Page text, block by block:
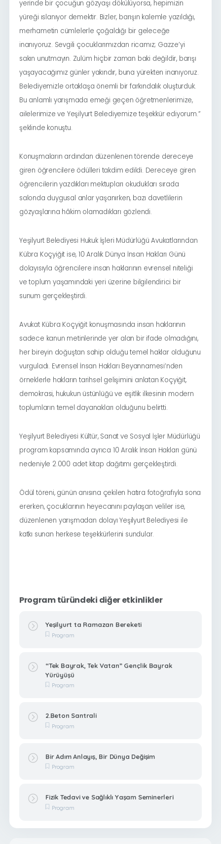
yerinde bir çocuğun gözyaşı dökülüyorsa, hepimizin
yüreği ıslanıyor demektir. Bizler, barışın kalemle yazıldığı,
merhametin cümlelerle çoğaldığı bir geleceğe
inanıyoruz. Sevgili çocuklarımızdan ricamız; Gazze’yi
sakın unutmayın. Zulüm hiçbir zaman baki değildir, barışı
yaşayacağımız günler yakındır, buna yürekten inanıyoruz.
Belediyemizle ortaklaşa önemli bir farkındalık oluşturduk.
Bu anlamlı yarışmada emeği geçen öğretmenlerimize,
ailelerimize ve Yeşilyurt Belediyemize teşekkür ediyorum.”
şeklinde konuştu.
Konuşmaların ardından düzenlenen törende dereceye
giren öğrencilere ödülleri takdim edildi. Dereceye giren
öğrencilerin yazdıkları mektupları okudukları sırada
salonda duygusal anlar yaşanırken, bazı davetlilerin
gözyaşlarına hâkim olamadıkları gözlendi.
Yeşilyurt Belediyesi Hukuk İşleri Müdürlüğü Avukatlarından
Kübra Koçyiğit ise, 10 Aralık Dünya İnsan Hakları Günü
dolayısıyla öğrencilere insan haklarının evrensel niteliği
ve toplum yaşamındaki yeri üzerine bilgilendirici bir
sunum gerçekleştirdi.
Avukat Kübra Koçyiğit konuşmasında insan haklarının
sadece kanun metinlerinde yer alan bir ifade olmadığını,
her bireyin doğuştan sahip olduğu temel haklar olduğunu
vurguladı. Evrensel İnsan Hakları Beyannamesi’nden
örneklerle hakların tarihsel gelişimini anlatan Koçyiğit,
demokrasi, hukukun üstünlüğü ve eşitlik ilkesinin modern
toplumların temel dayanakları olduğunu belirtti.
Yeşilyurt Belediyesi Kültür, Sanat ve Sosyal İşler Müdürlüğü
program kapsamında ayrıca 10 Aralık İnsan Hakları günü
nedeniyle 2.000 adet kitap dağıtımı gerçekleştirdi.
Ödül töreni, günün anısına çekilen hatıra fotoğrafıyla sona
ererken, çocuklarının heyecanını paylaşan veliler ise,
düzenlenen yarışmadan dolayı Yeşilyurt Belediyesi ile
katkı sunan herkese teşekkürlerini sundular.
Program türündeki diğer etkinlikler
Yeşilyurt ta Ramazan Bereketi
Program
“Tek Bayrak, Tek Vatan” Gençlik Bayrak
Yürüyüşü
Program
2.Beton Santrali
Program
Bir Adım Anlayış, Bir Dünya Değişim
Program
Fizik Tedavi ve Sağlıklı Yaşam Seminerleri
Program